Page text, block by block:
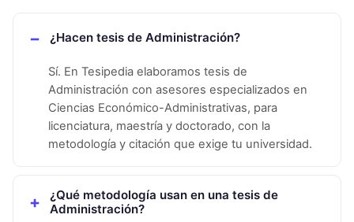
¿Hacen tesis de Administración?
Sí. En Tesipedia elaboramos tesis de
Administración con asesores especializados en
Ciencias Económico-Administrativas, para
licenciatura, maestría y doctorado, con la
metodología y citación que exige tu universidad.
¿Qué metodología usan en una tesis de
Administración?